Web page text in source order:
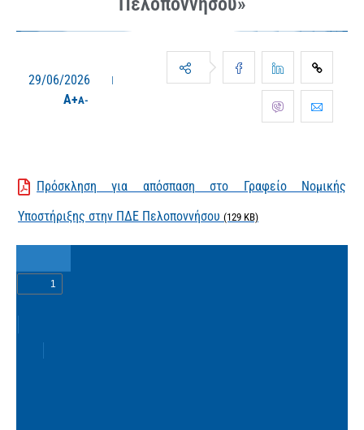
29/06/2026
A+A-
Πρόσκληση για απόσπαση στο Γραφείο Νομικής
Υποστήριξης στην ΠΔΕ Πελοποννήσου (129 KB)